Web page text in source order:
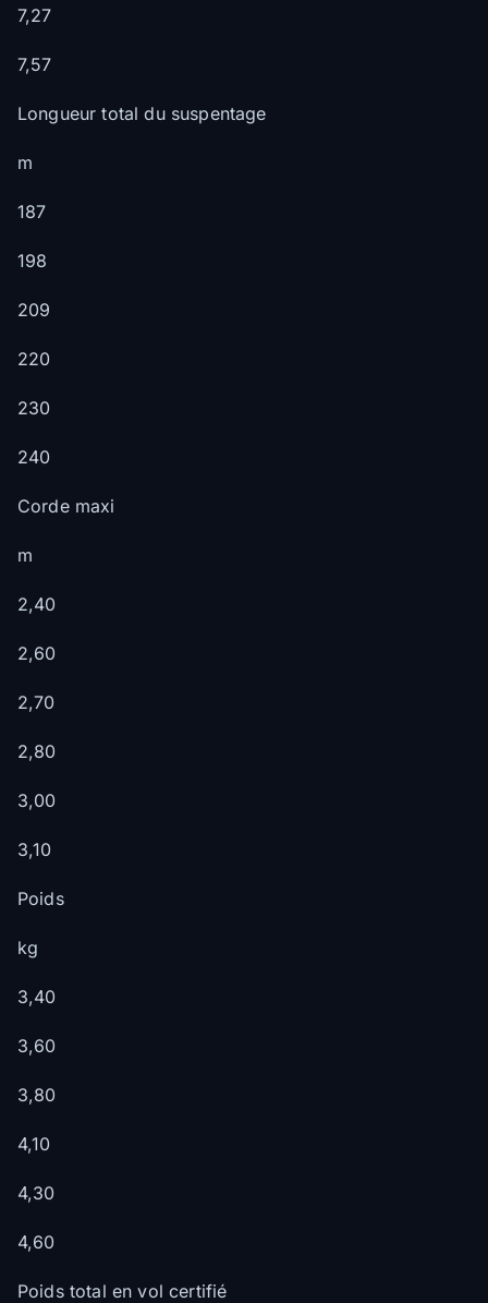
7,27
7,57
Longueur total du suspentage
m
187
198
209
220
230
240
Corde maxi
m
2,40
2,60
2,70
2,80
3,00
3,10
Poids
kg
3,40
3,60
3,80
4,10
4,30
4,60
Poids total en vol certifié